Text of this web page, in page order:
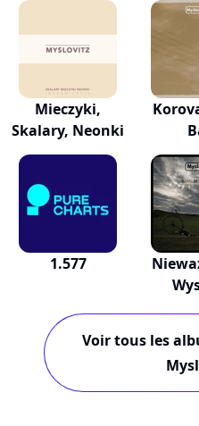
Mieczyki,
Skalary, Neonki
1.577
Voir tous les